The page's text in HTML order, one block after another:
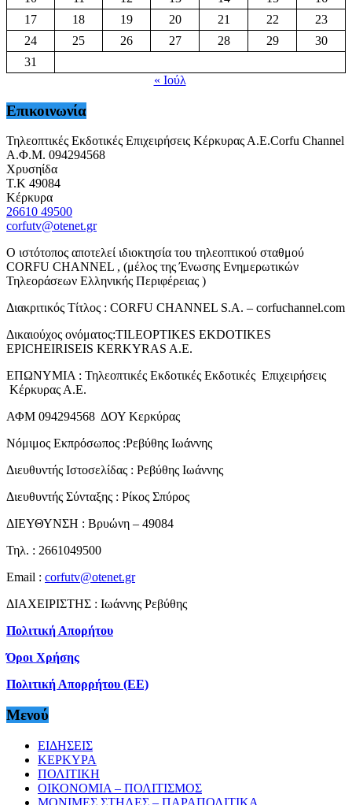
17
18 19 20 21 22
23
24
25 26 27 28 29
30
31
« Ιούλ
Επικοινωνία
Τηλεοπτικές Εκδοτικές Επιχειρήσεις Κέρκυρας Α.Ε.Corfu Channel
Α.Φ.Μ. 094294568
Χρυσηίδα
Τ.Κ 49084
Κέρκυρα
26610 49500
corfutv@otenet.gr
Ο ιστότοπος αποτελεί ιδιοκτησία του τηλεοπτικού σταθμού
CORFU CHANNEL , (μέλος της Ένωσης Ενημερωτικών
Τηλεοράσεων Ελληνικής Περιφέρειας )
Διακριτικός Τίτλος : CORFU CHANNEL S.A. – corfuchannel.com
Δικαιούχος ονόματος:TILEOPTIKES EKDOTIKES
EPICHEIRISEIS KERKYRAS A.E.
ΕΠΩΝΥΜΙΑ : Τηλεοπτικές Εκδοτικές Εκδοτικές Επιχειρήσεις
Κέρκυρας Α.Ε.
ΑΦΜ 094294568 ΔΟΥ Κερκύρας
Νόμιμος Εκπρόσωπος :Ρεβύθης Ιωάννης
Διευθυντής Ιστοσελίδας : Ρεβύθης Ιωάννης
Διευθυντής Σύνταξης : Ρίκος Σπύρος
ΔΙΕΥΘΥΝΣΗ : Βρυώνη – 49084
Τηλ. : 2661049500
Email : corfutv@otenet.gr
ΔΙΑΧΕΙΡΙΣΤΗΣ : Ιωάννης Ρεβύθης
Πολιτική Απορήτου
Όροι Χρήσης
Πολιτική Απορρήτου (ΕΕ)
Μενού
ΕΙΔΗΣΕΙΣ
ΚΕΡΚΥΡΑ
ΠΟΛΙΤΙΚΗ
ΟΙΚΟΝΟΜΙΑ – ΠΟΛΙΤΙΣΜΟΣ
ΜΟΝΙΜΕΣ ΣΤΗΛΕΣ – ΠΑΡΑΠΟΛΙΤΙΚΑ